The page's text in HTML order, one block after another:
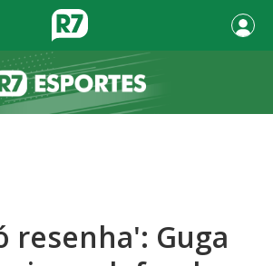
resenha': Guga